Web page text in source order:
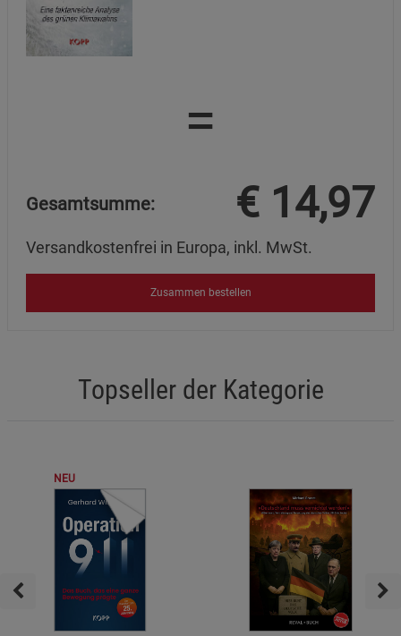
=
Gesamtsumme: € 14,97
Versandkostenfrei in Europa, inkl. MwSt.
Zusammen bestellen
Topseller der Kategorie
NEU